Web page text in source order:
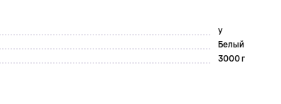
y
Белый
3000 г